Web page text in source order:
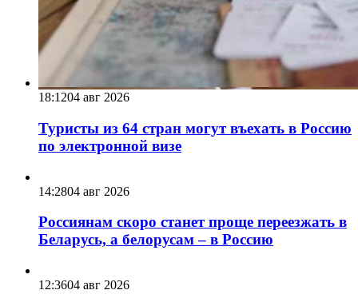
18:1204 авг 2026
Туристы из 64 стран могут въехать в Россию
по электронной визе
14:2804 авг 2026
Россиянам скоро станет проще переезжать в
Беларусь, а белорусам – в Россию
12:3604 авг 2026